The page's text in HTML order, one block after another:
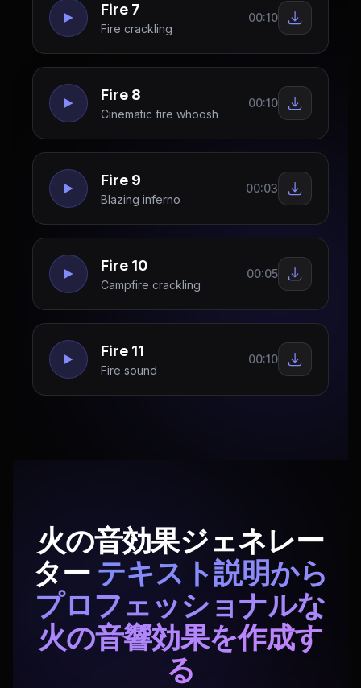
Fire 7
Fire crackling
00:10
Fire 8
Cinematic fire whoosh
00:10
Fire 9
Blazing inferno
00:03
Fire 10
Campfire crackling
00:05
Fire 11
Fire sound
00:10
火の音効果ジェネレー
ター テキスト説明から
プロフェッショナルな
火の音響効果を作成す
る